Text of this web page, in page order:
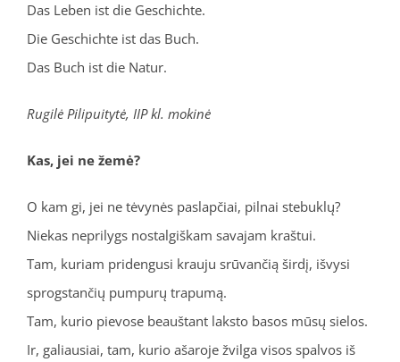
Das Leben ist die Geschichte.
Die Geschichte ist das Buch.
Das Buch ist die Natur.
Rugilė Pilipuitytė, IIP kl. mokinė
Kas, jei ne žemė?
O kam gi, jei ne tėvynės paslapčiai, pilnai stebuklų?
Niekas neprilygs nostalgiškam savajam kraštui.
Tam, kuriam pridengusi krauju srūvančią širdį, išvysi
sprogstančių pumpurų trapumą.
Tam, kurio pievose beauštant laksto basos mūsų sielos.
Ir, galiausiai, tam, kurio ašaroje žvilga visos spalvos iš